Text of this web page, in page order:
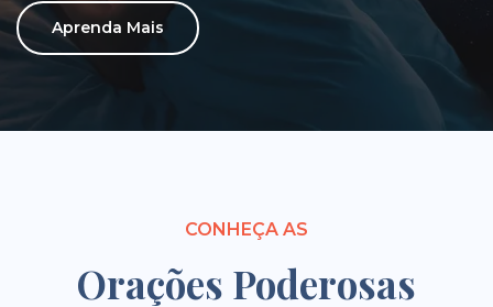
Aprenda Mais
CONHEÇA AS
Orações Poderosas